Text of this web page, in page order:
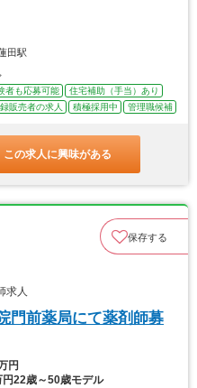
田駅
者も応募可能
住宅補助（手当）あり
販売者の求人 積極採用中 管理職候補
この求人に興味がある
保存する
求人
門前薬局にて薬剤師募
円
円22歳～50歳モデル